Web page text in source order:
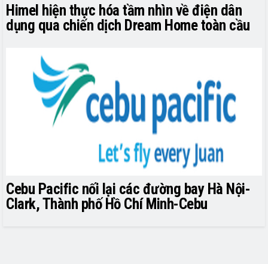
Himel hiện thực hóa tầm nhìn về điện dân
dụng qua chiến dịch Dream Home toàn cầu
Cebu Pacific nối lại các đường bay Hà Nội-
Clark, Thành phố Hồ Chí Minh-Cebu